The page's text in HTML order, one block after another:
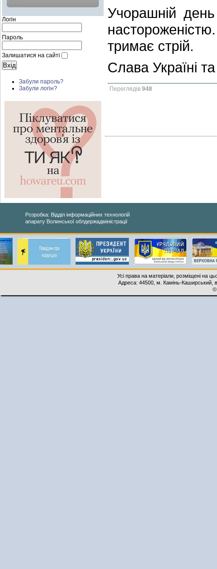
Логін
Пароль
Залишатися на сайті
Забули пароль?
Забули логін?
Учорашній
тримає стрій.
Слава Україні
Переглядів 948
Розробка: Відділ інформаційних технологій
апарату Волинської облдержадміністрації
Усі права на матеріали, розміщені на
Адреса: 44500, м. Камінь-Каширський,
©